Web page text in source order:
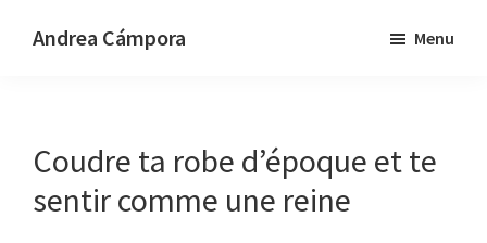
Andrea Cámpora
-
Design
Menu
Coudre ta robe d’époque et te
sentir comme une reine